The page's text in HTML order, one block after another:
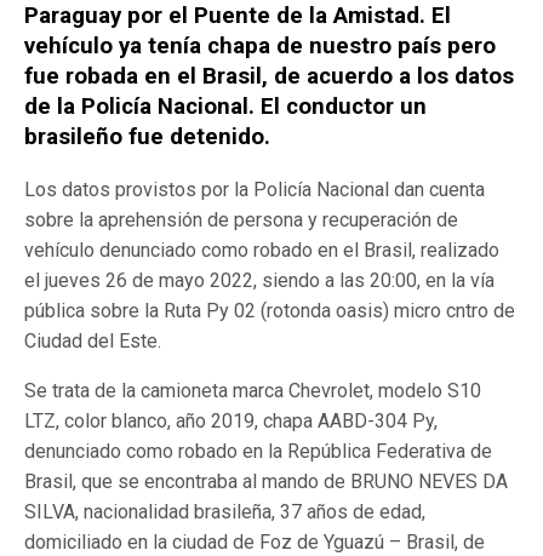
Paraguay por el Puente de la Amistad. El
vehículo ya tenía chapa de nuestro país pero
fue robada en el Brasil, de acuerdo a los datos
de la Policía Nacional. El conductor un
brasileño fue detenido.
Los datos provistos por la Policía Nacional dan cuenta
sobre la aprehensión de persona y recuperación de
vehículo denunciado como robado en el Brasil, realizado
el jueves 26 de mayo 2022, siendo a las 20:00, en la vía
pública sobre la Ruta Py 02 (rotonda oasis) micro cntro de
Ciudad del Este.
Se trata de la camioneta marca Chevrolet, modelo S10
LTZ, color blanco, año 2019, chapa AABD-304 Py,
denunciado como robado en la República Federativa de
Brasil, que se encontraba al mando de BRUNO NEVES DA
SILVA, nacionalidad brasileña, 37 años de edad,
domiciliado en la ciudad de Foz de Yguazú – Brasil, de